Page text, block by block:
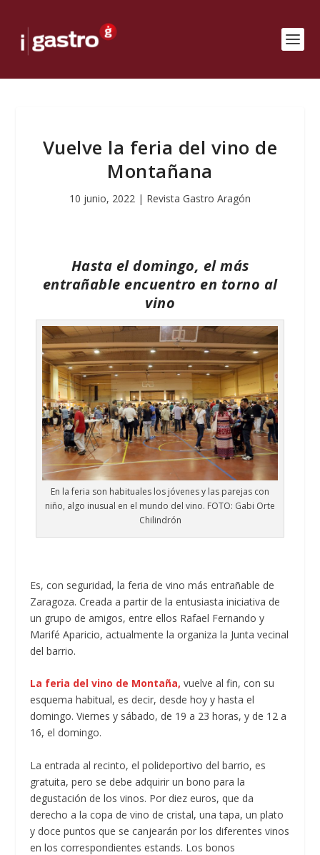
Vuelve la feria del vino de
Montañana
10 junio, 2022 | Revista Gastro Aragón
Hasta el domingo, el más
entrañable encuentro en torno al
vino
En la feria son habituales los jóvenes y las parejas con
niño, algo inusual en el mundo del vino. FOTO: Gabi Orte
Chilindrón
Es, con seguridad, la feria de vino más entrañable de
Zaragoza. Creada a partir de la entusiasta iniciativa de
un grupo de amigos, entre ellos Rafael Fernando y
Marifé Aparicio, actualmente la organiza la Junta vecinal
del barrio.
La feria del vino de Montaña, vuelve al fin, con su
esquema habitual, es decir, desde hoy y hasta el
domingo. Viernes y sábado, de 19 a 23 horas, y de 12 a
16, el domingo.
La entrada al recinto, el polideportivo del barrio, es
gratuita, pero se debe adquirir un bono para la
degustación de los vinos. Por diez euros, que da
derecho a la copa de vino de cristal, una tapa, un plato
y doce puntos que se canjearán por los diferentes vinos
en los correspondientes estands. Los bonos